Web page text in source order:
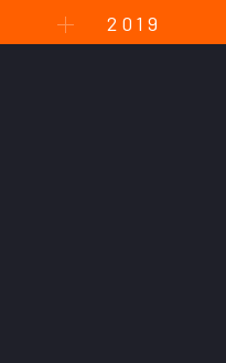
2019